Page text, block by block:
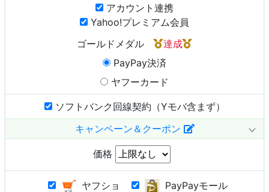
アカウント連携
Yahoo!プレミアム会員
ゴールドメダル
達成
PayPay決済
ヤフーカード
ソフトバンク回線契約（Yモバ含まず）
キャンペーン＆クーポン
価格
ヤフショ PayPayモール